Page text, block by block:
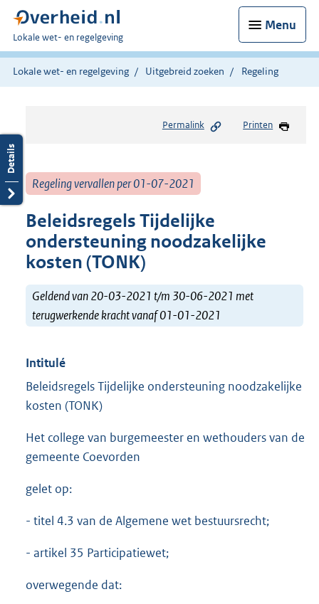
Menu
U
bent
hier:
Lokale wet- en regelgeving
Lokale wet- en regelgeving Uitgebreid zoeken Regeling
Permalink Printen
Regeling vervallen per 01-07-2021
Beleidsregels Tijdelijke
ondersteuning noodzakelijke
kosten (TONK)
Geldend van 20-03-2021 t/m 30-06-2021 met
terugwerkende kracht vanaf 01-01-2021
Intitulé
Beleidsregels Tijdelijke ondersteuning noodzakelijke
kosten (TONK)
Het college van burgemeester en wethouders van de
gemeente Coevorden
gelet op:
- titel 4.3 van de Algemene wet bestuursrecht;
- artikel 35 Participatiewet;
overwegende dat: